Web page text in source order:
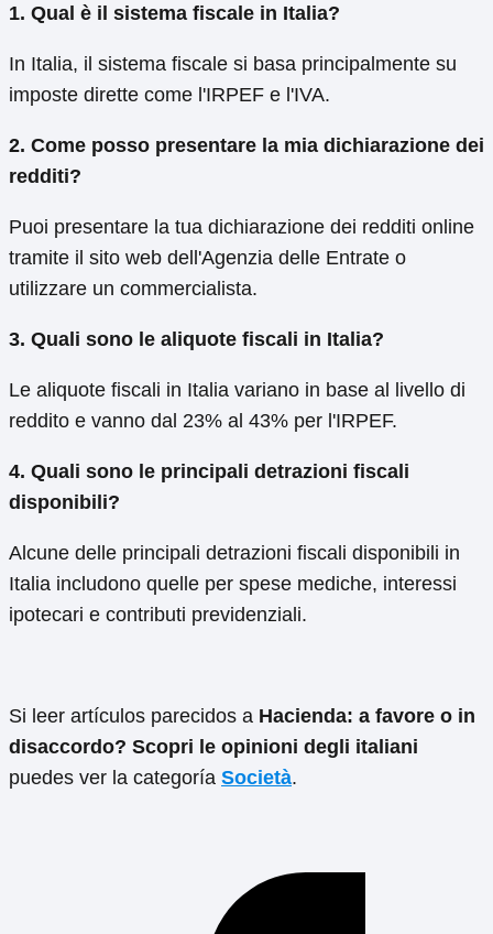
1. Qual è il sistema fiscale in Italia?
In Italia, il sistema fiscale si basa principalmente su
imposte dirette come l'IRPEF e l'IVA.
2. Come posso presentare la mia dichiarazione dei
redditi?
Puoi presentare la tua dichiarazione dei redditi online
tramite il sito web dell'Agenzia delle Entrate o
utilizzare un commercialista.
3. Quali sono le aliquote fiscali in Italia?
Le aliquote fiscali in Italia variano in base al livello di
reddito e vanno dal 23% al 43% per l'IRPEF.
4. Quali sono le principali detrazioni fiscali
disponibili?
Alcune delle principali detrazioni fiscali disponibili in
Italia includono quelle per spese mediche, interessi
ipotecari e contributi previdenziali.
Si leer artículos parecidos a Hacienda: a favore o in
disaccordo? Scopri le opinioni degli italiani
puedes ver la categoría Società.